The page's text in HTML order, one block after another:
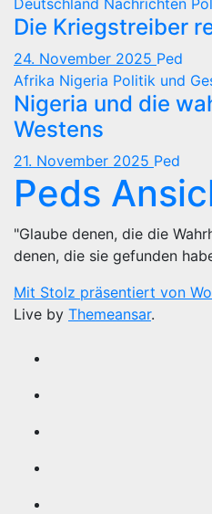
Deutschland Nachrichten
Die Kriegstreiber
24. November 2025 Ped
Afrika Nigeria Politik und
Nigeria und die
Westens
21. November 2025 Ped
Peds
"Glaube denen, die die
denen, die sie gefunden
Mit Stolz präsentiert von
Live by Themeansar.